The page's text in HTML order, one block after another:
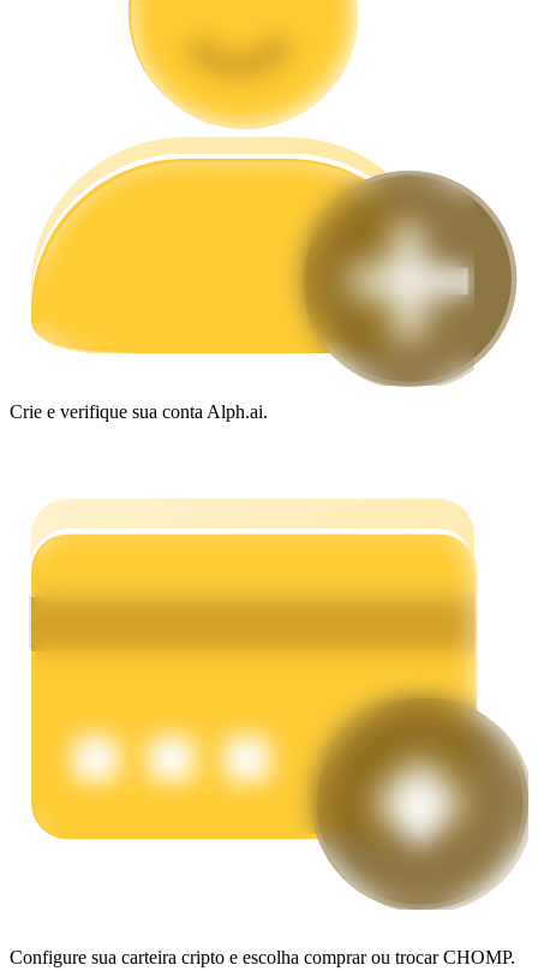
Estratégias de negociação
Porquinho poderoso
Ganhe recompensas competitivas diariamente
Crie e verifique sua conta Alph.ai.
Configure sua carteira cripto e escolha comprar ou trocar CHOMP.